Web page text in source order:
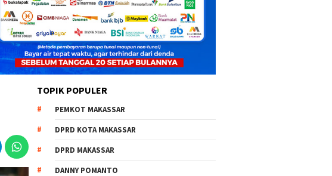
TOPIK POPULER
PEMKOT MAKASSAR
DPRD KOTA MAKASSAR
DPRD MAKASSAR
DANNY POMANTO